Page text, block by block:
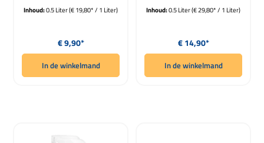
Inhoud:0.5 Liter(€ 19,80* / 1 Liter)
Normale prijs:
€ 9,90*
In de winkelmand
Inhoud:0.5 Liter(€ 29,80* / 1 Liter)
Normale prijs:
€ 14,90*
In de winkelmand